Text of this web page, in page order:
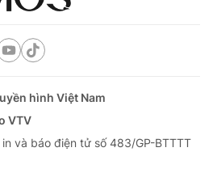
hình Việt Nam
VTV
và báo điện tử số 483/GP-BTTTT